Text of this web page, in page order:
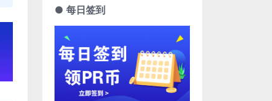
● 每日签到